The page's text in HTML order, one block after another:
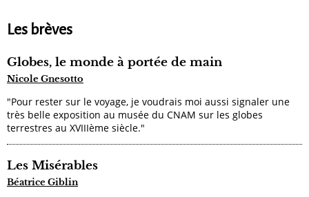
Les brèves
Globes, le monde à portée de main
Nicole Gnesotto
"Pour rester sur le voyage, je voudrais moi aussi signaler une
très belle exposition au musée du CNAM sur les globes
terrestres au XVIIIème siècle."
Les Misérables
Béatrice Giblin